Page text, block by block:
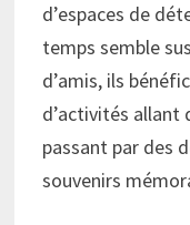
d’espaces de
temps semble
d’amis, ils
d’activités allant
passant par des
souvenirs